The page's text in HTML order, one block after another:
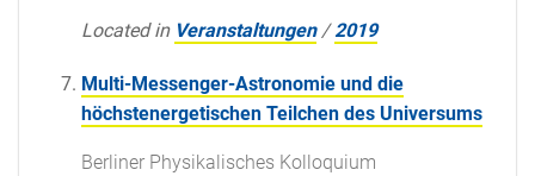
Located in Veranstaltungen /2019
Multi-Messenger-Astronomie und die
höchstenergetischen Teilchen des Universums
Berliner Physikalisches Kolloquium